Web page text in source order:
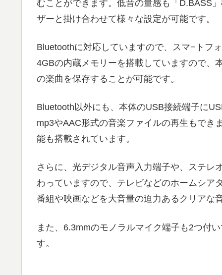
むことができます。低音の量感も「D.BASS
ザーと掛け合わせて様々な設定が可能です。
Bluetoothに対応していますので、スマ−トフ
4GBの内蔵メモリーを搭載していますので、
の楽曲を保存することが可能です。
Bluetooth以外にも、本体のUSB接続端子に
mp3やAAC形式の音楽ファイルの再生もでき
能も搭載されています。
さらに、光デジタル音声入力端子や、ステレ
わっていますので、テレビなどのホームシア
番組や映画などを大音量の迫力あるクリアな
また、6.3mmのモノラルマイク端子も2つ付
す。